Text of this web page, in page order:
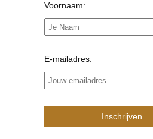
Voornaam:
E-mailadres: